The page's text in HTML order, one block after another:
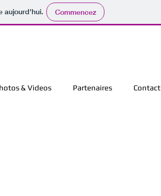
aujourd'hui. Commencez
& Videos Partenaires Contact